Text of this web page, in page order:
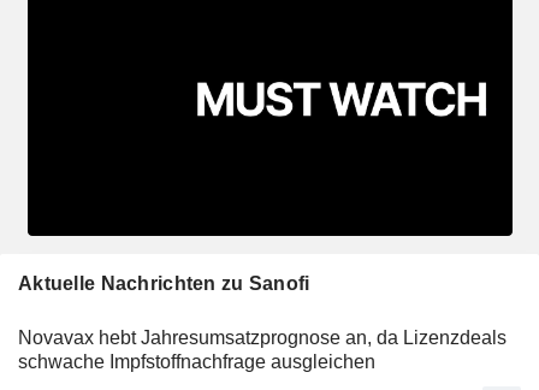
Aktuelle Nachrichten zu Sanofi
Novavax hebt Jahresumsatzprognose an, da Lizenzdeals
schwache Impfstoffnachfrage ausgleichen